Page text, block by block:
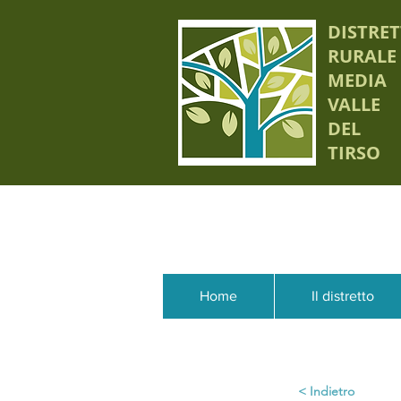
RURALE
MEDIA
VALLE
DEL
TIRSO
Home Il distretto
< Indietro